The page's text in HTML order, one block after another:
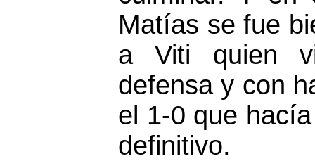
Matías se fue
a Viti quien
defensa y con
el 1-0 que
definitivo.